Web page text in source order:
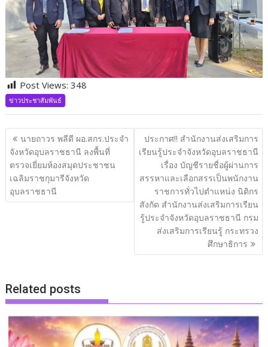
Post Views: 348
ข่าวประชาสัมพันธ์
แนะแนว
เรื่อง
นายถาวร พลีดี ผอ.สกร.ประจำ
จังหวัดอุบลราชธานี ลงพื้นที่
ตรวจเยี่ยมห้องสมุดประชาชน
เฉลิมราชกุมารีจังหวัด
อุบลราชธานี
ประกาศ!! สำนักงานส่งเสริมการ
เรียนรู้ประจำจังหวัดอุบลราชธานี
เรื่อง บัญชีรายชื่อผู้ผ่านการ
สรรหาและเลือกสรรเป็นพนักงาน
ราชการทั่วไปตำแหน่ง นิติกร
สังกัด สำนักงานส่งเสริมการเรียน
รู้ประจำจังหวัดอุบลราชธานี กรม
ส่งเสริมการเรียนรู้ กระทรวง
ศึกษาธิการ
Related posts